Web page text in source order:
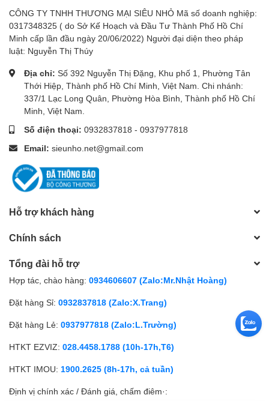
CÔNG TY TNHH THƯƠNG MẠI SIÊU NHỎ Mã số doanh nghiệp:
0317348325 ( do Sở Kế Hoạch và Đầu Tư Thành Phố Hồ Chí
Minh cấp lần đầu ngày 20/06/2022) Người đại diện theo pháp
luật: Nguyễn Thị Thúy
Địa chỉ: Số 392 Nguyễn Thị Đặng, Khu phố 1, Phường Tân
Thới Hiệp, Thành phố Hồ Chí Minh, Việt Nam. Chi nhánh:
337/1 Lạc Long Quân, Phường Hòa Bình, Thành phố Hồ Chí
Minh, Việt Nam.
Số điện thoại: 0932837818 - 0937977818
Email: sieunho.net@gmail.com
Hỗ trợ khách hàng
Chính sách
Tổng đài hỗ trợ
Hợp tác, chào hàng: 0934606607 (Zalo:Mr.Nhật Hoàng)
Đặt hàng Sỉ: 0932837818 (Zalo:X.Trang)
Đặt hàng Lẻ: 0937977818 (Zalo:L.Trường)
HTKT EZVIZ: 028.4458.1788 (10h-17h,T6)
HTKT IMOU: 1900.2625 (8h-17h, cả tuần)
Định vị chính xác / Đánh giá, chấm điêm·: